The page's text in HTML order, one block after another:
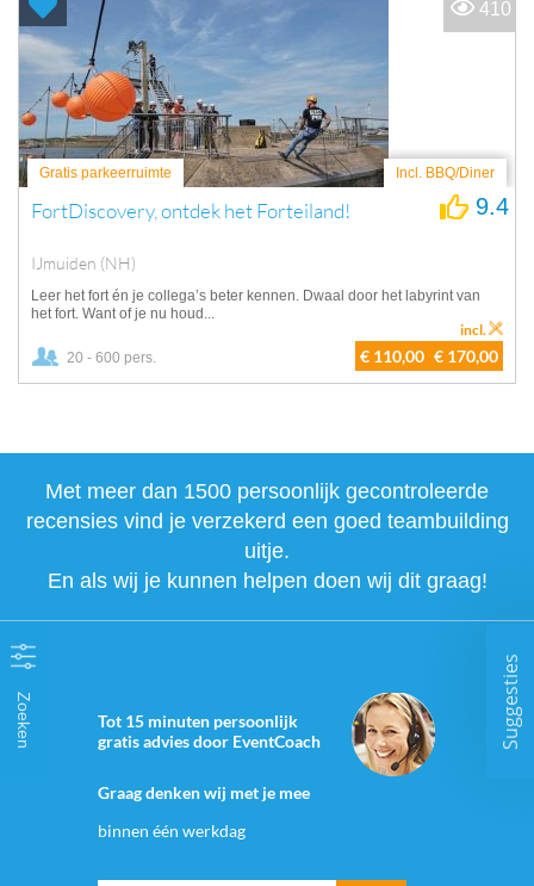
Zoeken
Gratis parkeerruimte Incl. BBQ/Diner
FortDiscovery, ontdek het Forteiland!
IJmuiden (NH)
9.4
Leer het fort én je collega’s beter kennen. Dwaal door het labyrint van
het fort. Want of je nu houd...
20 - 600 pers. € 110,00 € 170,00
incl.
410
Met meer dan 1500 persoonlijk gecontroleerde
recensies vind je verzekerd een goed teambuilding
uitje.
En als wij je kunnen helpen doen wij dit graag!
Tot 15 minuten persoonlijk
gratis advies door EventCoach
Graag denken wij met je mee
binnen één werkdag
Suggesties